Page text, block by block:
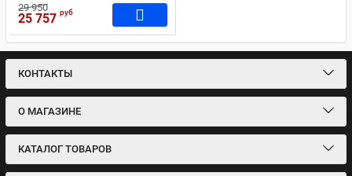
29 950
25 757 руб
КОНТАКТЫ
О МАГАЗИНЕ
КАТАЛОГ ТОВАРОВ